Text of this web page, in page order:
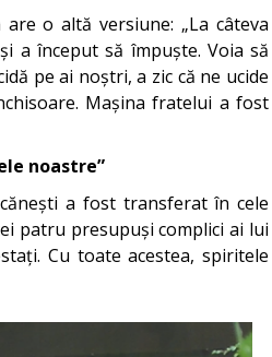
o altă versiune: „La câteva
a început să împuște. Voia să
pe ai noștri, a zic că ne ucide
Mașina fratelui a fost
noastre”
a fost transferat în cele
patru presupuși complici ai lui
Cu toate acestea, spiritele